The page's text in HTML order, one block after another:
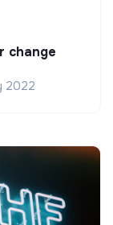
change
2022